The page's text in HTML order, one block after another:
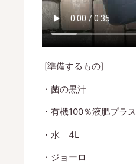
[準備するもの]
・菌の黒汁
・有機100％液肥プラス
・水 4L
・ジョーロ